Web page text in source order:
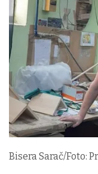
Bisera Sarač/Foto: